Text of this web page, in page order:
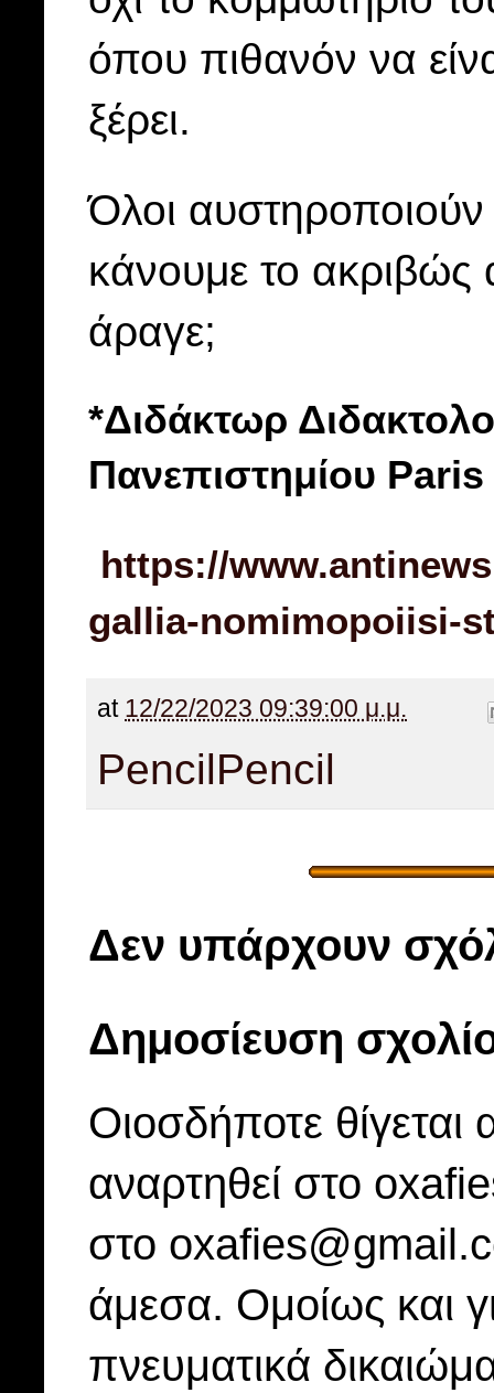
όπου πιθανόν να
ξέρει.
Όλοι αυστηροποιούν
κάνουμε το ακριβώς
άραγε;
*Διδάκτωρ
Πανεπιστημίου
https://
gallia-nomimopoiisi-
at 12/22/2023 09:39:00 μ.μ.
PencilPencil
Δεν υπάρχουν
Δημοσίευση
Οιοσδήποτε
αναρτηθεί στο
στο
άμεσα. Ομοίως και
πνευματικά